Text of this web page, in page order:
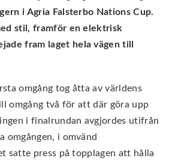
i Agria Falsterbo Nations Cup.
stil, framför en elektrisk
fram laget hela vägen till
omgång tog åtta av världens
omgång två för att där göra upp
i finalrundan avgjordes utifrån
omgången, i omvänd
satte press på topplagen att hålla